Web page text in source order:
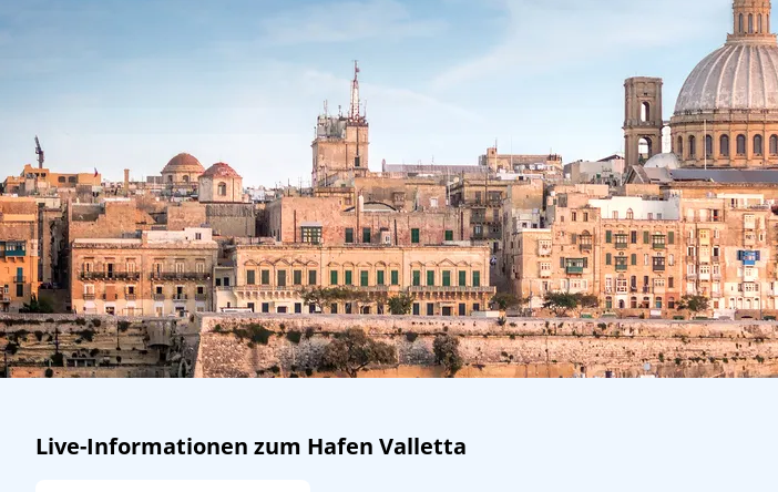
Live-Informationen zum Hafen Valletta